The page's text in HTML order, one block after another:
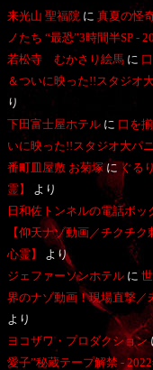
来光山 聖福院 に 真夏の怪
ノたち “最恐”3時間半SP -
若松寺 むかさり絵馬 に
＆ついに映った!!スタジオ
り
下田富士屋ホテル に 口を
いに映った!!スタジオ大パ
番町皿屋敷 お菊塚に ぐる
霊】
より
日和佐トンネルの電話ボッ
【仰天ナゾ動画／チクチ
心霊】
より
ジェファーソンホテル に
界のナゾ動画！現場直撃／
より
ヨコザワ・プロダクション
愛子”秘蔵テープ解禁 -